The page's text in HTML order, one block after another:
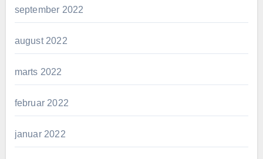
september 2022
august 2022
marts 2022
februar 2022
januar 2022